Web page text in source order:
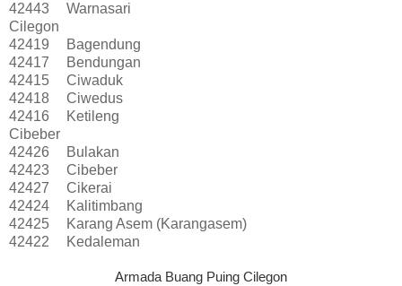
42443
Warnasari
Cilegon
42419
Bagendung
42417
Bendungan
42415
Ciwaduk
42418
Ciwedus
42416
Ketileng
Cibeber
42426
Bulakan
42423
Cibeber
42427
Cikerai
42424
Kalitimbang
42425
Karang Asem (Karangasem)
42422
Kedaleman
Armada Buang Puing Cilegon